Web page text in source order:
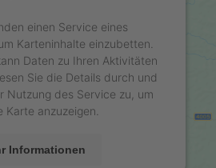
einen Service eines
Karteninhalte einzubetten.
Daten zu Ihren Aktivitäten
Sie die Details durch und
Nutzung des Service zu, um
Karte anzuzeigen.
Informationen